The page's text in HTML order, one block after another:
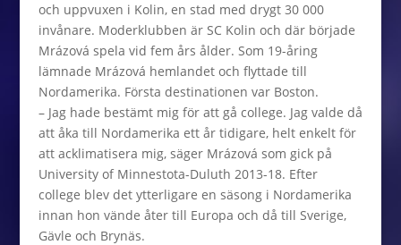
och uppvuxen i Kolin, en stad med drygt 30 000
invånare. Moderklubben är SC Kolin och där började
Mrázová spela vid fem års ålder. Som 19-åring
lämnade Mrázová hemlandet och flyttade till
Nordamerika. Första destinationen var Boston.
– Jag hade bestämt mig för att gå college. Jag valde då
att åka till Nordamerika ett år tidigare, helt enkelt för
att acklimatisera mig, säger Mrázová som gick på
University of Minnestota-Duluth 2013-18. Efter
college blev det ytterligare en säsong i Nordamerika
innan hon vände åter till Europa och då till Sverige,
Gävle och Brynäs.